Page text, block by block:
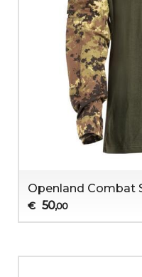
Openland Combat
€ 50,00